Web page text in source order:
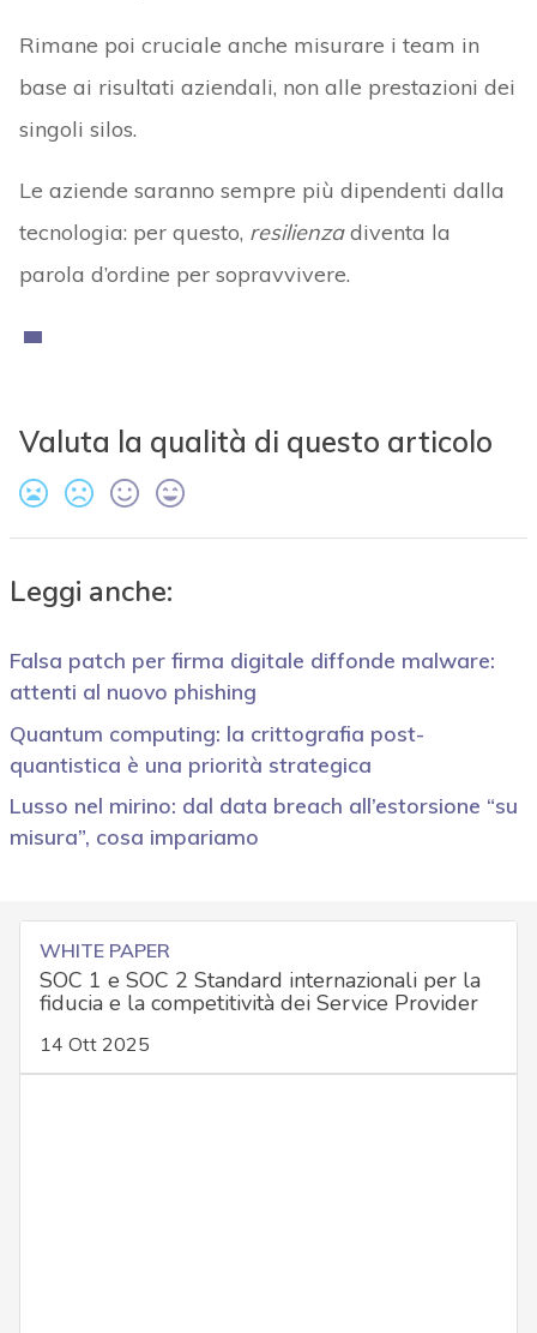
Rimane poi cruciale anche misurare i team in
base ai risultati aziendali, non alle prestazioni dei
singoli silos.
Le aziende saranno sempre più dipendenti dalla
tecnologia: per questo, resilienzadiventa la
parola d’ordine per sopravvivere.
Valuta la qualità di questo articolo
Leggi anche:
Falsa patch per firma digitale diffonde malware:
attenti al nuovo phishing
Quantum computing: la crittografia post-
quantistica è una priorità strategica
Lusso nel mirino: dal data breach all’estorsione “su
misura”, cosa impariamo
WHITE PAPER
SOC 1 e SOC 2 Standard internazionali per la
fiducia e la competitività dei Service Provider
14 Ott 2025